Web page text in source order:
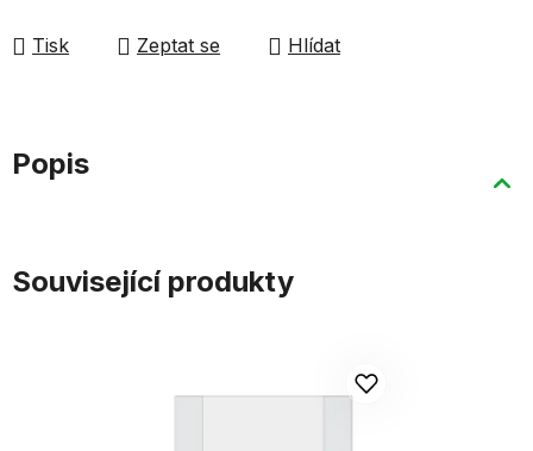
Tisk Zeptat se Hlídat
Popis
Související produkty